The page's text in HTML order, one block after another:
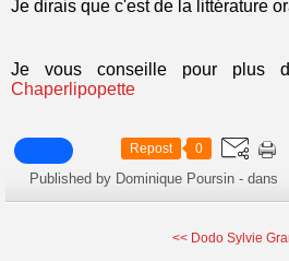
Je dirais que c'est de la littérature
Je vous conseille pour plus
Chaperlipopette
Repost 0
Published by Dominique Poursin -dans
<< Dodo Sylvie